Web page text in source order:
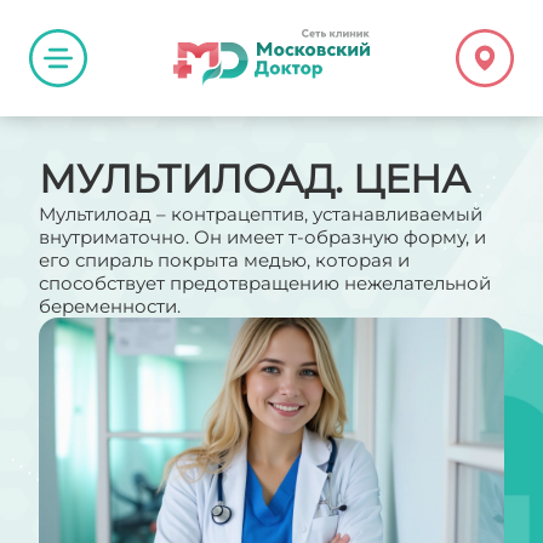
МУЛЬТИЛОАД. ЦЕНА
Мультилоад – контрацептив, устанавливаемый
внутриматочно. Он имеет т-образную форму, и
его спираль покрыта медью, которая и
способствует предотвращению нежелательной
беременности.